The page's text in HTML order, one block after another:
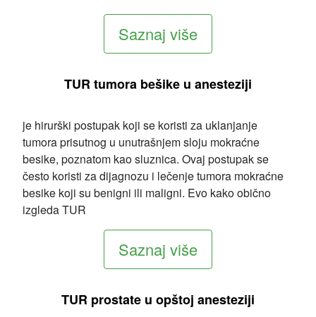
Saznaj više
TUR tumora bešike u anesteziji
je hirurški postupak koji se koristi za uklanjanje
tumora prisutnog u unutrašnjem sloju mokraćne
besike, poznatom kao sluznica. Ovaj postupak se
često koristi za dijagnozu i lečenje tumora mokraćne
besike koji su benigni ili maligni. Evo kako obično
izgleda TUR
Saznaj više
TUR prostate u opštoj anesteziji